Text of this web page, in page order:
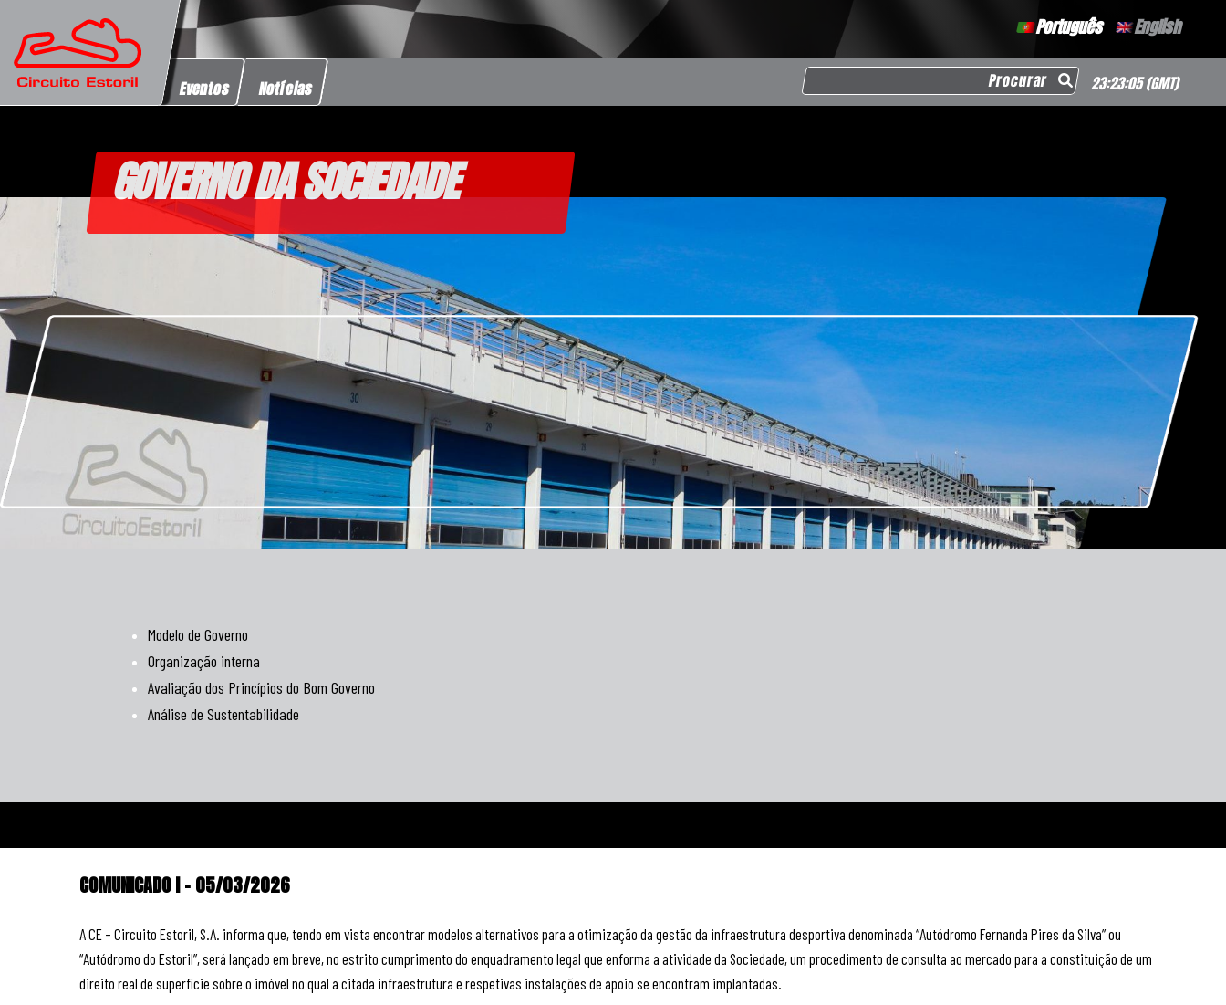
Português English
Eventos Notícias
Search for: 23:23:06(GMT)
GOVERNO DA SOCIEDADE
Modelo de Governo
Organização interna
Avaliação dos Princípios do Bom Governo
Análise de Sustentabilidade
COMUNICADO I – 05/03/2026
A CE – Circuito Estoril, S.A. informa que, tendo em vista encontrar modelos alternativos para a otimização da gestão da infraestrutura desportiva denominada “Autódromo Fernanda Pires da Silva” ou
“Autódromo do Estoril”, será lançado em breve, no estrito cumprimento do enquadramento legal que enforma a atividade da Sociedade, um procedimento de consulta ao mercado para a constituição de um
direito real de superfície sobre o imóvel no qual a citada infraestrutura e respetivas instalações de apoio se encontram implantadas.